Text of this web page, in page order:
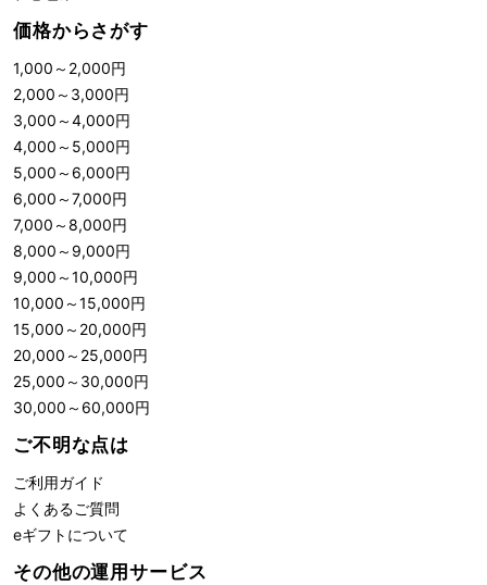
価格からさがす
1,000 ～ 2,000円
2,000 ～ 3,000円
3,000 ～4,000円
4,000 ～ 5,000円
5,000 ～ 6,000円
6,000 ～7,000円
7,000 ～8,000円
8,000 ～ 9,000円
9,000 ～10,000円
10,000 ～15,000円
15,000 ～ 20,000円
20,000 ～ 25,000円
25,000 ～ 30,000円
30,000 ～ 60,000円
ご不明な点は
ご利用ガイド
よくあるご質問
eギフトについて
その他の運用サービス